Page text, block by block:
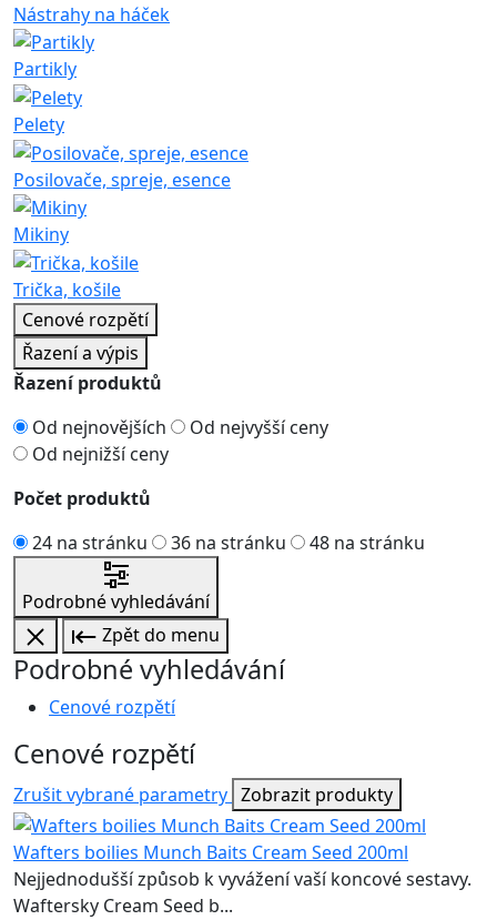
Nástrahy na háček
Partikly
Pelety
Posilovače, spreje, esence
Mikiny
Trička, košile
Cenové rozpětí
Řazení a výpis
Řazení produktů
Od nejnovějších
Od nejvyšší ceny
Od nejnižší ceny
Počet produktů
24 na stránku
36 na stránku 48 na stránku
Podrobné vyhledávání
Zpět do menu
Podrobné vyhledávání
Cenové rozpětí
Cenové rozpětí
Zrušit vybrané parametry Zobrazit produkty
Wafters boilies Munch Baits Cream Seed 200ml
Nejjednodušší způsob k vyvážení vaší koncové sestavy.
Waftersky Cream Seed b...